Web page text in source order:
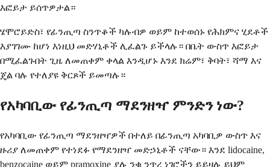
እፎይታ ይሰጥዎታል።
ሄሞሮይድስ፣ የፊንጢጣ ስንጥቆች ካሉብዎ ወይም ከተወሰኑ የሕክምና ሂደቶች
እያገገሙ ከሆነ እነዚህ መድሃኒቶች ሊፈልጉ ይችላሉ። በቤት ውስጥ እፎይታ
በሚፈልጉበት ጊዜ ለመጠቀም ቀላል እንዲሆኑ እንደ ክሬም፣ ቅባት፣ ሻማ እና
ጄል ባሉ የተለያዩ ቅርጾች ይመጣሉ።
የአካባቢው የፊንጢጣ ማደንዘዣ ምንድን ነው?
የአካባቢው የፊንጢጣ ማደንዘዣዎች በተለይ በፊንጢጣ አካባቢዎ ውስጥ እና
ዙሪያ ለመጠቀም የተነደፉ የማደንዘዣ መድኃኒቶች ናቸው። እንደ lidocaine,
benzocaine ወይም pramoxine ያሉ ንቁ ንጥረ ነገሮችን ይይዛሉ ይህም